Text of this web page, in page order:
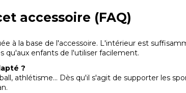
accessoire (FAQ)
à la base de l'accessoire. L'intérieur est
qu'aux enfants de l'utiliser facilement.
?
athlétisme... Dès qu'il s'agit de supporter les